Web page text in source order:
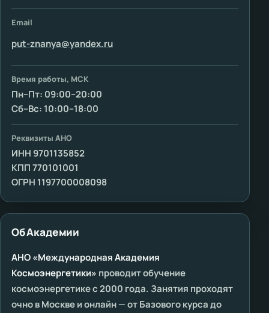
Email
put-znanya@yandex.ru
Время работы, МСК
Пн–Пт: 09:00–20:00
Сб–Вс: 10:00–18:00
Реквизиты АНО
ИНН 9701135852
КПП 770101001
ОГРН 1197700008098
Об Академии
АНО «Международная Академия
Космоэнергетики» проводит обучение
космоэнергетике с 2000 года. Занятия проходят
очно в Москве и онлайн — от Базового курса до